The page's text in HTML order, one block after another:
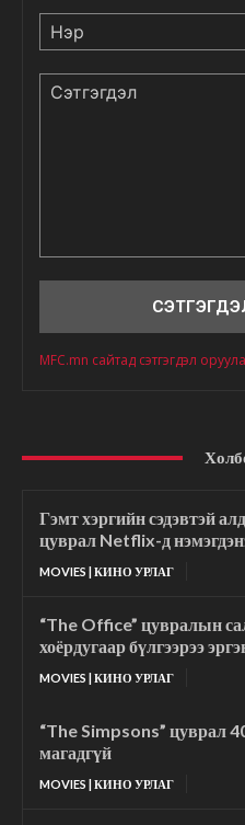
MFC.mn сайтад сэтгэгдэл
Гэмт хэргийн сэдэвтэй
цуврал Netflix-д
MOVIES | КИНО УРЛАГ
“The Office” цувралын
хоёрдугаар бүлгээрээ
MOVIES | КИНО УРЛАГ
“The Simpsons” цуврал
магадгүй
MOVIES | КИНО УРЛАГ